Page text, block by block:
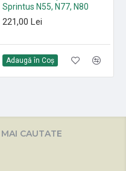
Sprintus N55, N77, N80
221,00 Lei
Adaugă în Coş
MAI CAUTATE